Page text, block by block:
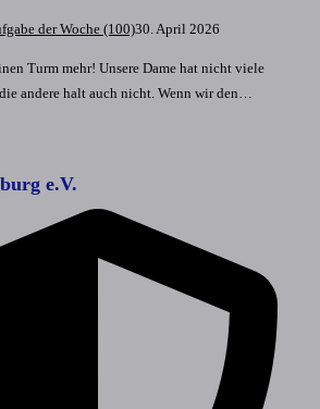
der Woche (100)30. April 2026
Turm mehr! Unsere Dame hat nicht viele
andere halt auch nicht. Wenn wir den…
e.V.